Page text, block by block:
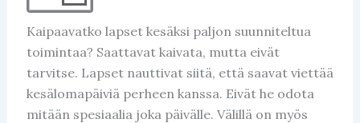
Kaipaavatko lapset kesäksi paljon suunniteltua
toimintaa? Saattavat kaivata, mutta eivät
tarvitse. Lapset nauttivat siitä, että saavat viettää
kesälomapäiviä perheen kanssa. Eivät he odota
mitään spesiaalia joka päivälle. Välillä on myös